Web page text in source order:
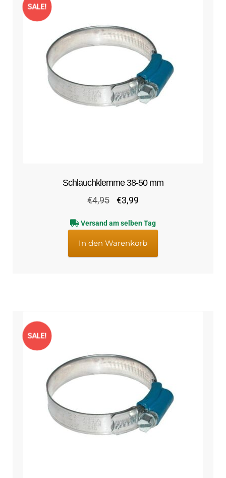
Schlauchklemme 38-50 mm
SALE!
€4,95
Ursprünglicher
war:
€4,95
€3,99
ist:
€3,99.
Versand am selben Tag
In den Warenkorb
SALE!